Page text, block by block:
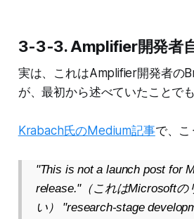
3-3-3. Amplifier開発者
実は、これはAmplifier開発者の
が、最初から述べていたことで
Krabach氏のMedium記事で、こ
"This is not a launch post for
release."（これはMicrosoftの
い） "research-stage